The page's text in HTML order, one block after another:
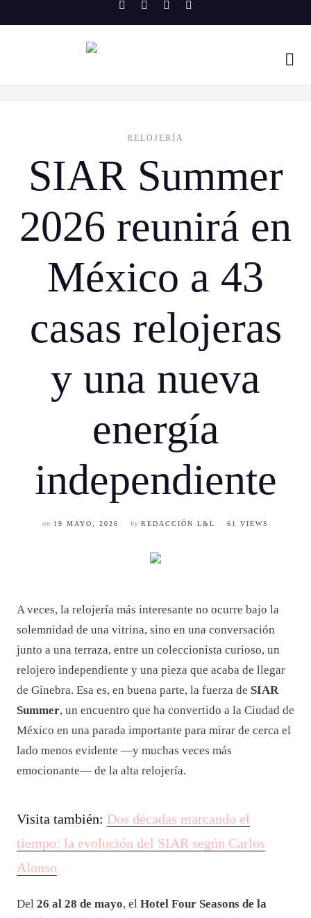
to
RELOJERÍA
SIAR Summer
2026 reunirá en
México a 43
casas relojeras
y una nueva
energía
independiente
on 19 MAYO, 2026 by REDACCIÓN L&L 61 VIEWS
A veces, la relojería más interesante no ocurre bajo la
solemnidad de una vitrina, sino en una conversación
junto a una terraza, entre un coleccionista curioso, un
relojero independiente y una pieza que acaba de llegar
de Ginebra. Esa es, en buena parte, la fuerza de SIAR
Summer, un encuentro que ha convertido a la Ciudad de
México en una parada importante para mirar de cerca el
lado menos evidente —y muchas veces más
emocionante— de la alta relojería.
Visita también: Dos décadas marcando el
tiempo: la evolución del SIAR según Carlos
Alonso
Del 26 al 28 de mayo, el Hotel Four Seasons de la